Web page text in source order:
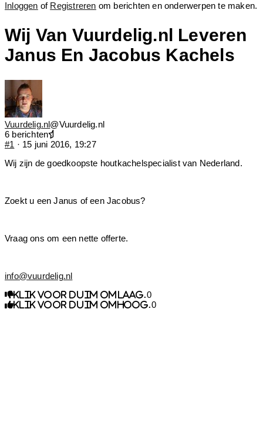
Inloggen of Registreren om berichten en onderwerpen te maken.
Wij Van Vuurdelig.nl Leveren
Janus En Jacobus Kachels
Vuurdelig.nl@Vuurdelig.nl
6 berichten
#1 · 15 juni 2016, 19:27
Wij zijn de goedkoopste houtkachelspecialist van Nederland.
Zoekt u een Janus of een Jacobus?
Vraag ons om een nette offerte.
info@vuurdelig.nl
Klik voor duim omlaag. 0
Klik voor duim omhoog. 0